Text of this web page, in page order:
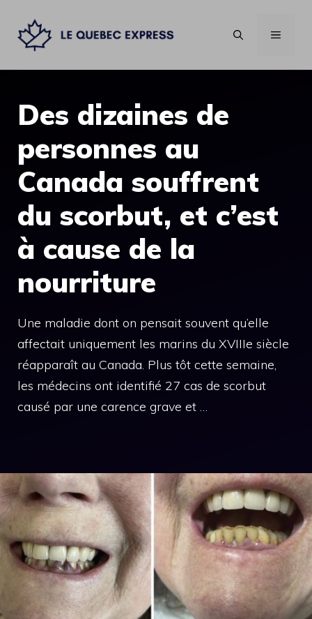
contenu
MENU
Des dizaines de
personnes au
Canada souffrent
du scorbut, et c’est
à cause de la
nourriture
Une maladie dont on pensait souvent qu’elle
affectait uniquement les marins du XVIIIe siècle
réapparaît au Canada. Plus tôt cette semaine,
les médecins ont identifié 27 cas de scorbut
causé par une carence grave et …